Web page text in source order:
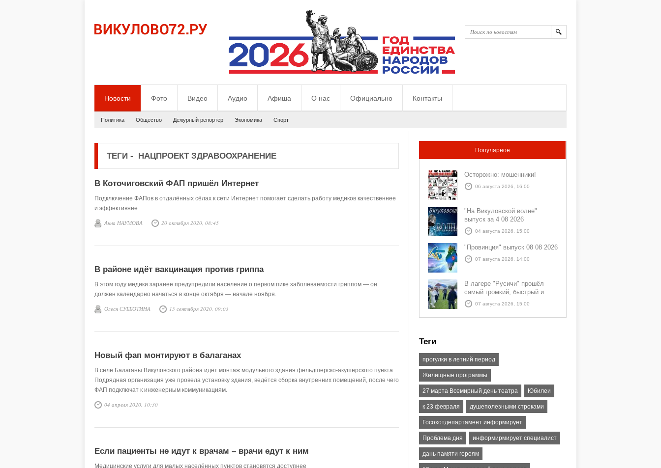
Новости Фото Видео Аудио Афиша О нас Официально Контакты
Политика Общество Дежурный репортер Экономика Спорт
ТЕГИ - НАЦПРОЕКТ ЗДРАВООХРАНЕНИЕ
В Коточиговский ФАП пришёл Интернет
Подключение ФАПов в отдалённых сёлах к сети Интернет помогает сделать работу медиков качественнее
и эффективнее
Анна НАУМОВА 20 октября 2020, 08:45
В районе идёт вакцинация против гриппа
В этом году медики заранее предупредили население о первом пике заболеваемости гриппом — он
должен календарно начаться в конце октября — начале ноября.
Олеся СУББОТИНА 15 сентября 2020, 09:03
Новый фап монтируют в балаганах
В селе Балаганы Викуловского района идёт монтаж модульного здания фельдшерско-акушерского пункта.
Подрядная организация уже провела установку здания, ведётся сборка внутренних помещений, после чего
ФАП подключат к инженерным коммуникациям.
04 апреля 2020, 10:30
Если пациенты не идут к врачам – врачи едут к ним
Медицинские услуги для малых населённых пунктов становятся доступнее
Популярное
Осторожно: мошенники!
06 августа 2026, 16:00
"На Викуловской волне"
выпуск за 4 08 2026
04 августа 2026, 15:00
"Провинция" выпуск 08 08 2026
07 августа 2026, 14:00
В лагере "Русичи" прошёл
самый громкий, быстрый и
азартный час дня — Спортчас
07 августа 2026, 15:00
Теги
прогулки в летний период
Жилищные программы
27 марта Всемирный день театра Юбилеи
к 23 февраля душеполезными строками
Госохотдепартамент информирует
Проблема дня информирмирует специалист
дань памяти героям